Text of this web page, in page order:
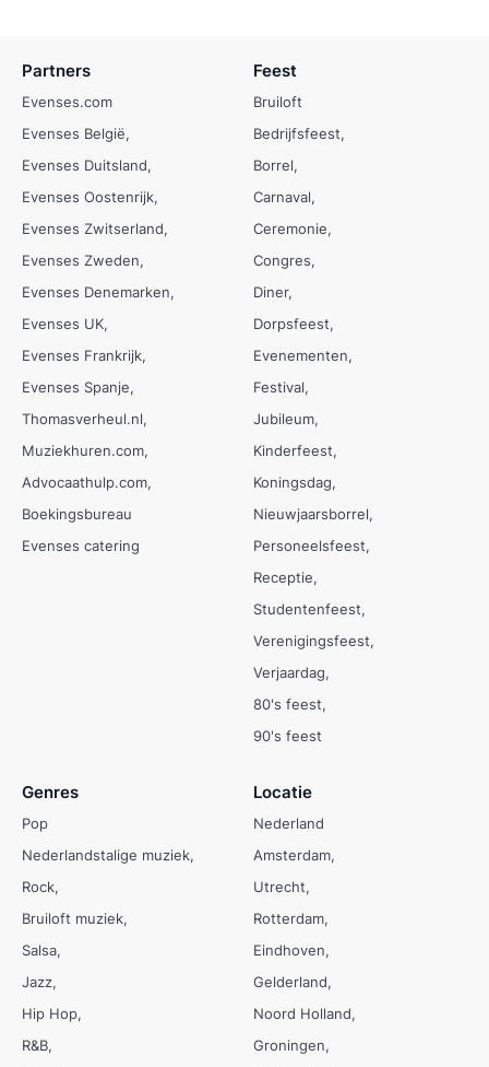
Partners
Evenses.com
Evenses België
Evenses Duitsland
Evenses Oostenrijk
Evenses Zwitserland
Evenses Zweden
Evenses Denemarken
Evenses UK
Evenses Frankrijk
Evenses Spanje
Thomasverheul.nl
Muziekhuren.com
Advocaathulp.com
Boekingsbureau
Evenses catering
Feest
Bruiloft
Bedrijfsfeest
Borrel
Carnaval
Ceremonie
Congres
Diner
Dorpsfeest
Evenementen
Festival
Jubileum
Kinderfeest
Koningsdag
Nieuwjaarsborrel
Personeelsfeest
Receptie
Studentenfeest
Verenigingsfeest
Verjaardag
80's feest
90's feest
Genres
Pop
Nederlandstalige muziek
Rock
Bruiloft muziek
Salsa
Jazz
Hip Hop
R&B
Locatie
Nederland
Amsterdam
Utrecht
Rotterdam
Eindhoven
Gelderland
Noord Holland
Groningen